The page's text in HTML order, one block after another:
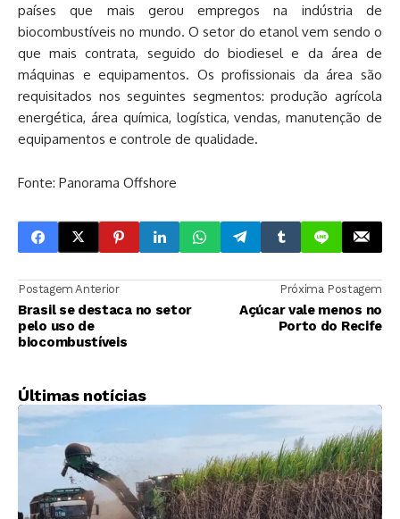
países que mais gerou empregos na indústria de
biocombustíveis no mundo. O setor do etanol vem sendo o
que mais contrata, seguido do biodiesel e da área de
máquinas e equipamentos. Os profissionais da área são
requisitados nos seguintes segmentos: produção agrícola
energética, área química, logística, vendas, manutenção de
equipamentos e controle de qualidade.
Fonte: Panorama Offshore
Postagem Anterior
Brasil se destaca no setor
pelo uso de
biocombustíveis
Próxima Postagem
Açúcar vale menos no
Porto do Recife
Últimas notícias